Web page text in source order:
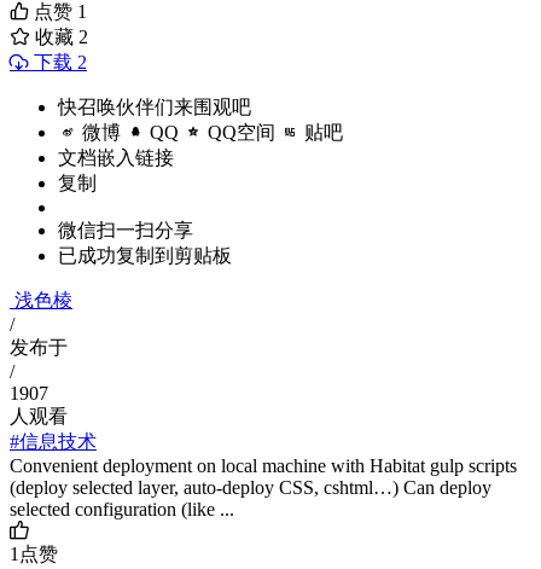
点赞 1
收藏 2
下载 2
快召唤伙伴们来围观吧
微博 QQ QQ空间 贴吧
文档嵌入链接
复制
微信扫一扫分享
已成功复制到剪贴板
浅色棱
/
发布于
/
1907
人观看
#信息技术
Convenient deployment on local machine with Habitat gulp scripts
(deploy selected layer, auto-deploy CSS, cshtml…) Can deploy
selected configuration (like ...
1点赞